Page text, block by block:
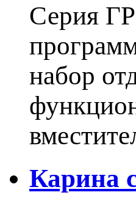
Серия
набор
Карина